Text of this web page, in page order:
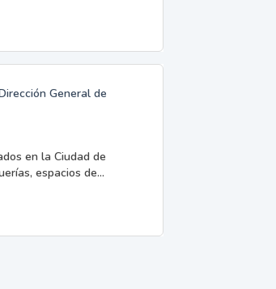
General de
en la Ciudad de
espacios de...